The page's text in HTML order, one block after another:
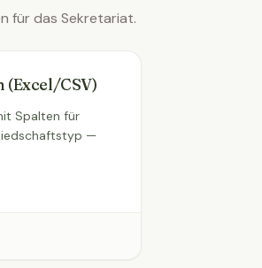
für das Sekretariat.
CSV)
Spalten für
—